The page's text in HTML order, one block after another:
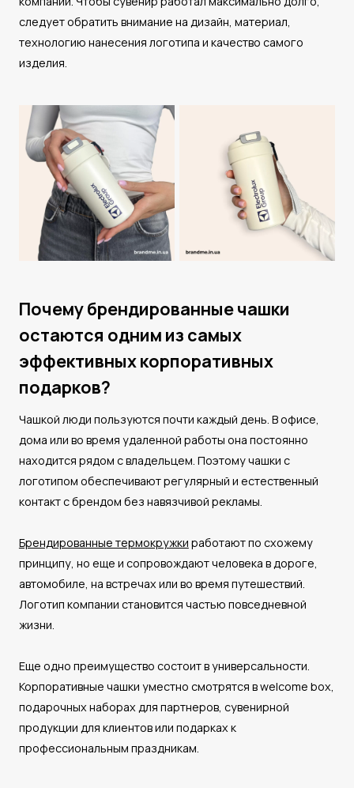
следует обратить внимание на дизайн, материал,
технологию нанесения логотипа и качество самого
изделия.
Почему брендированные чашки
остаются одним из самых
эффективных корпоративных
подарков?
Чашкой люди пользуются почти каждый день. В офисе,
дома или во время удаленной работы она постоянно
находится рядом с владельцем. Поэтому чашки с
логотипом обеспечивают регулярный и естественный
контакт с брендом без навязчивой рекламы.
Брендированные термокружки работают по схожему
принципу, но еще и сопровождают человека в дороге,
автомобиле, на встречах или во время путешествий.
Логотип компании становится частью повседневной
жизни.
Еще одно преимущество состоит в универсальности.
Корпоративные чашки уместно смотрятся в welcome box,
подарочных наборах для партнеров, сувенирной
продукции для клиентов или подарках к
профессиональным праздникам.